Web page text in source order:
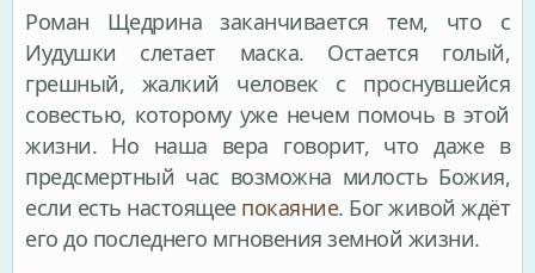
Роман Щедрина заканчивается тем, что с
Иудушки слетает маска. Остается голый,
грешный, жалкий человек с проснувшейся
совестью, которому уже нечем помочь в этой
жизни. Но наша вера говорит, что даже в
предсмертный час возможна милость Божия,
если есть настоящее покаяние. Бог живой ждёт
его до последнего мгновения земной жизни.